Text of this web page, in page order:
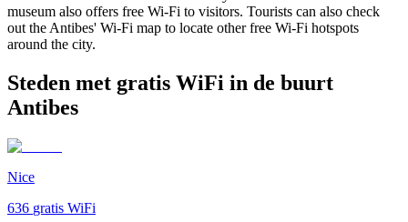
museum also offers free Wi-Fi to visitors. Tourists can also check
out the Antibes' Wi-Fi map to locate other free Wi-Fi hotspots
around the city.
Steden met gratis WiFi in de buurt
Antibes
Nice
636 gratis WiFi